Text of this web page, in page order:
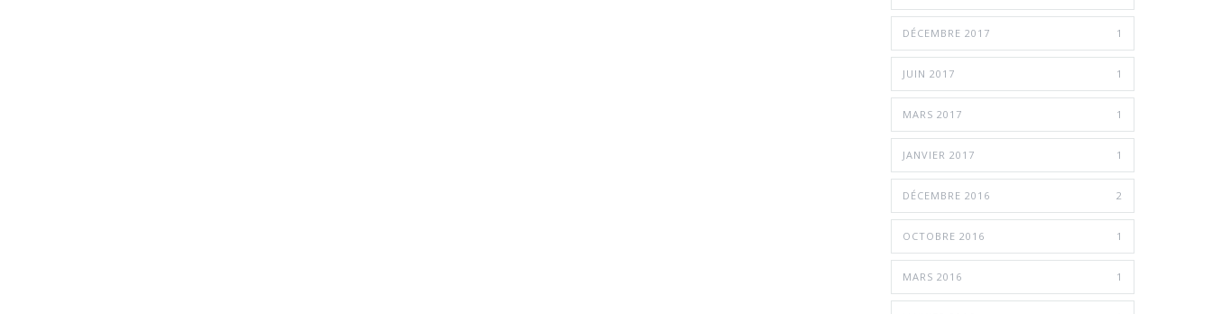
DÉCEMBRE 2017 1
JUIN 2017 1
MARS 2017 1
JANVIER 2017 1
DÉCEMBRE 2016 2
OCTOBRE 2016 1
MARS 2016 1